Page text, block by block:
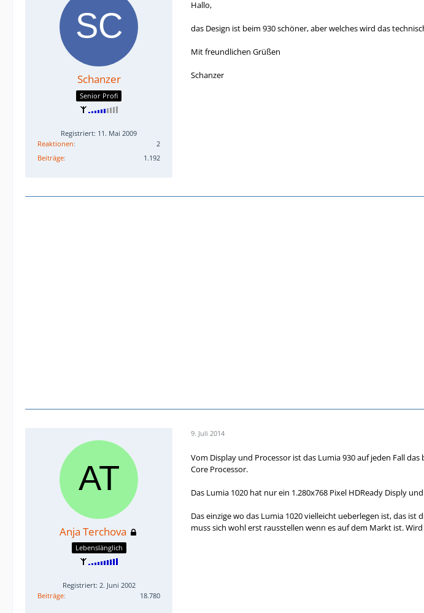
Schanzer
Senior Profi
Registriert: 11. Mai 2009
Reaktionen
2
Beiträge
1.192
Hallo,
das Design ist beim 930 schöner, aber welches wird das
Mit freundlichen Grüßen
Schanzer
Anja Terchova
Lebenslänglich
Registriert: 2. Juni 2002
Beiträge
18.780
9. Juli 2014
Vom Display und Processor ist das Lumia 930 auf jeden Fall
Core Processor.
Das Lumia 1020 hat nur ein 1.280x768 Pixel HDReady Disply
Das einzige wo das Lumia 1020 vielleicht ueberlegen ist, das
muss sich wohl erst rausstellen wenn es auf dem Markt ist.